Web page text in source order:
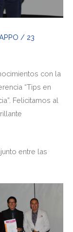
/ 23
con la
“Tips en
Felicitamos al
entre las